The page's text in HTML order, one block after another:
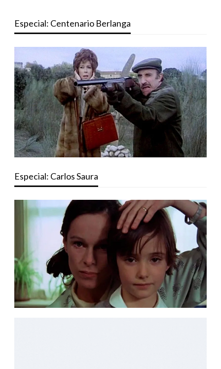
Especial: Centenario Berlanga
Especial: Carlos Saura